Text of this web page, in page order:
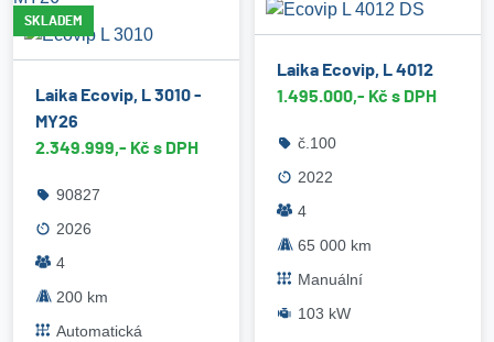
SKLADEM
Laika Ecovip, L 3010 -
MY26
2.349.999,- Kč s DPH
90827
2026
4
200 km
Automatická
Laika Ecovip, L 4012
1.495.000,- Kč s DPH
č.100
2022
4
65 000 km
Manuální
103 kW